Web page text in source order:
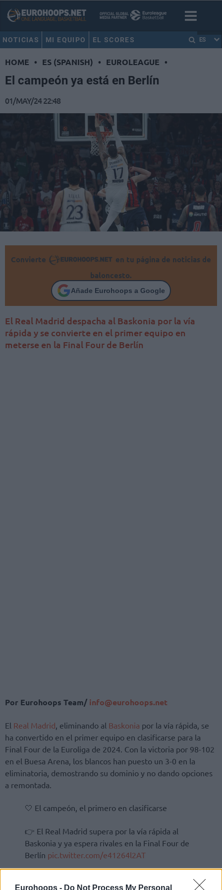
Eurohoops - Do Not Process My Personal
NOTICIAS MI EQUIPO EL SCORES ES
HOME • ES (SPANISH) • EUROLEAGUE •
El campeón ya está en Berlín
01/MAY/24 22:48
Convierte
en tu página de noticias de
baloncesto.
Añade Eurohoops a Google
El Real Madrid despacha al Baskonia por la vía
rápida y se convierte en el primer equipo en
meterse en la Final Four de Berlín
Por Eurohoops Team/ info@eurohoops.net
El Real Madrid, eliminando al Baskonia por la vía rápida, se
ha convertido en el primer equipo en clasificarse para la
Final Four de la Euroliga de 2024. Con la victoria por 98-102
en el Buesa Arena, los blancos han puesto un 3-0 en la
eliminatoria, demostrando su dominio y no dando opciones
a remontada.
🤍 El campeón, el primero en clasificarse
👉 El Real Madrid supera por la vía rápida al
Baskonia y ya espera rivales en la Final Four de
Berlín pic.twitter.com/e41264l2AT